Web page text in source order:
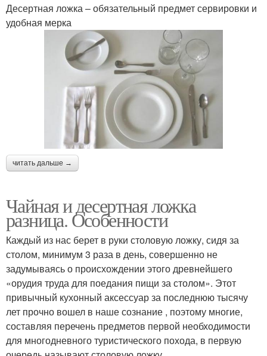
Десертная ложка – обязательный предмет сервировки и
удобная мерка
читать дальше →
Чайная и десертная ложка
разница. Особенности
Каждый из нас берет в руки столовую ложку, сидя за
столом, минимум 3 раза в день, совершенно не
задумываясь о происхождении этого древнейшего
«орудия труда для поедания пищи за столом». Этот
привычный кухонный аксессуар за последнюю тысячу
лет прочно вошел в наше сознание , поэтому многие,
составляя перечень предметов первой необходимости
для многодневного туристического похода, в первую